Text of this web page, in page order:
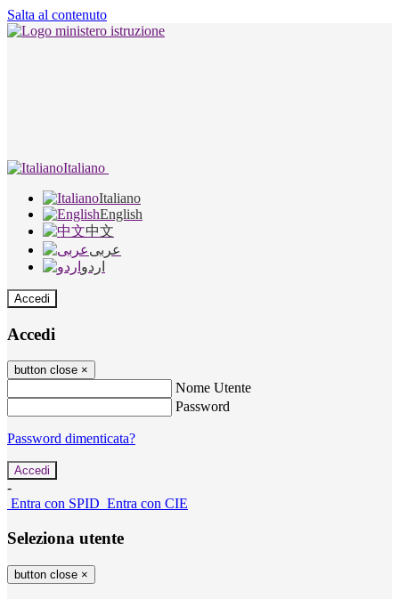
Salta al contenuto
Italiano
Italiano
English
中文
عربى
اردو
Accedi
Accedi
button close ×
Nome Utente
Password
Password dimenticata?
-
Entra con SPID Entra con CIE
Seleziona utente
button close ×